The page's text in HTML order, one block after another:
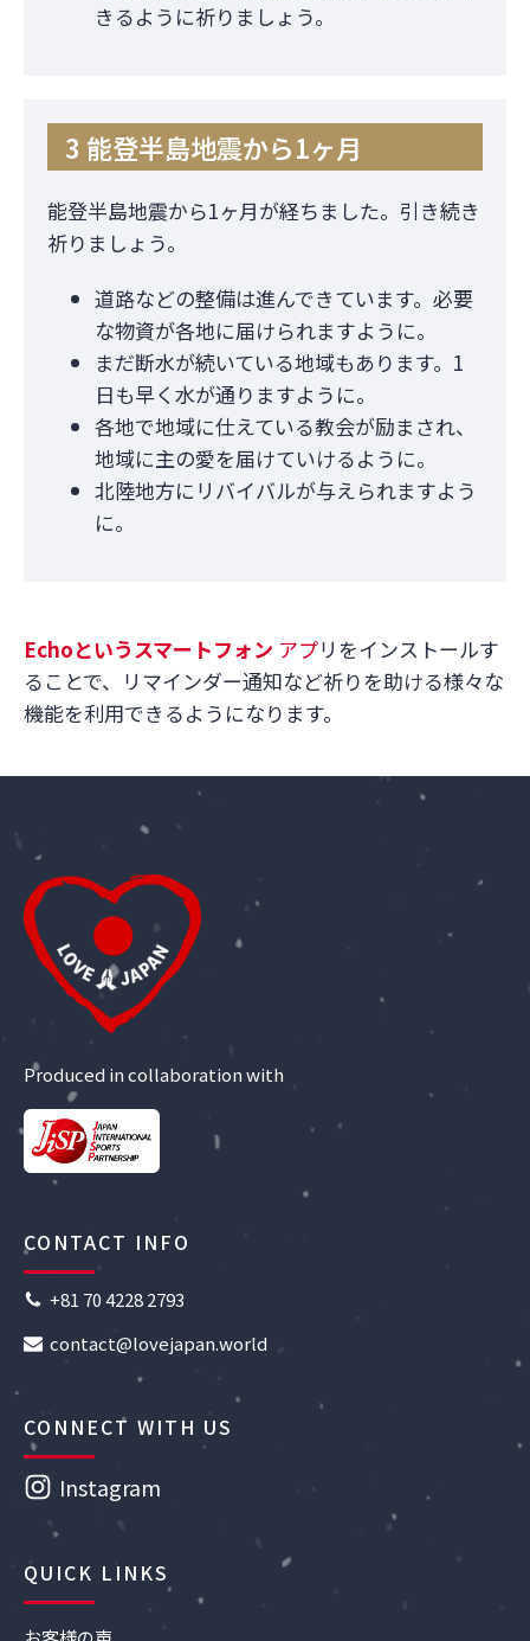
きるように祈りましょう。
3 能登半島地震から1ヶ月
能登半島地震から1ヶ月が経ちました。引き続き
祈りましょう。
道路などの整備は進んできています。必要
な物資が各地に届けられますように。
まだ断水が続いている地域もあります。1
日も早く水が通りますように。
各地で地域に仕えている教会が励まされ、
地域に主の愛を届けていけるように。
北陸地方にリバイバルが与えられますよう
に。
Echoというスマートフォン アプリをインストールす
ることで、リマインダー通知など祈りを助ける様々な
機能を利用できるようになります。
Produced in collaboration with
CONTACT INFO
+81 70 4228 2793
contact@lovejapan.world
CONNECT WITH US
Instagram
QUICK LINKS